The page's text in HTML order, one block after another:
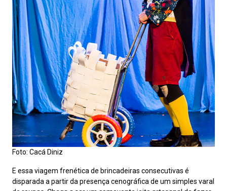
Foto: Cacá Diniz
E essa viagem frenética de brincadeiras consecutivas é
disparada a partir da presença cenográfica de um simples varal